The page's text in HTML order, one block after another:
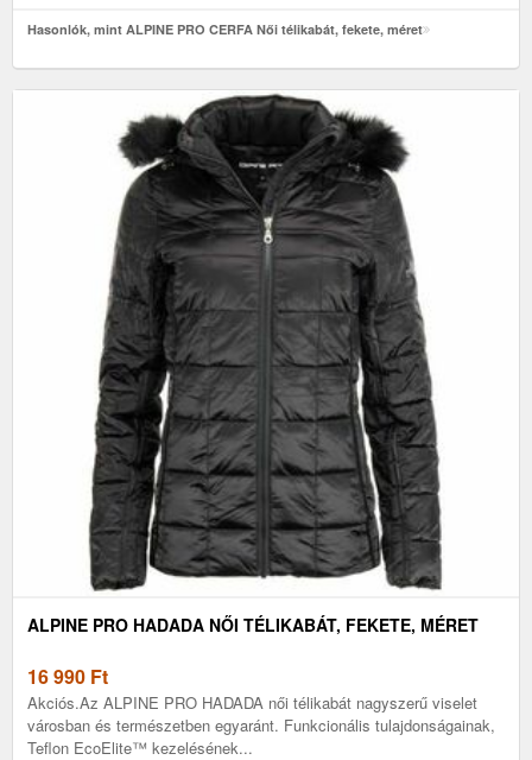
Hasonlók, mint ALPINE PRO CERFA Női télikabát, fekete, méret
ALPINE PRO HADADA NŐI TÉLIKABÁT, FEKETE, MÉRET
16 990 Ft
Akciós.Az ALPINE PRO HADADA női télikabát nagyszerű viselet
városban és természetben egyaránt. Funkcionális tulajdonságainak,
Teflon EcoElite™ kezelésének...